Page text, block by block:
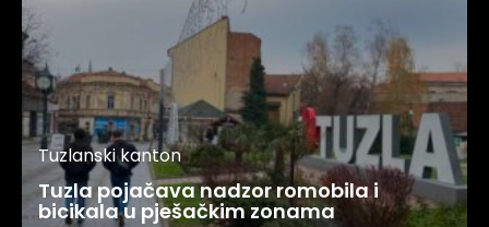
Tuzlanski kanton
Tuzla pojačava nadzor romobila i
bicikala u pješačkim zonama